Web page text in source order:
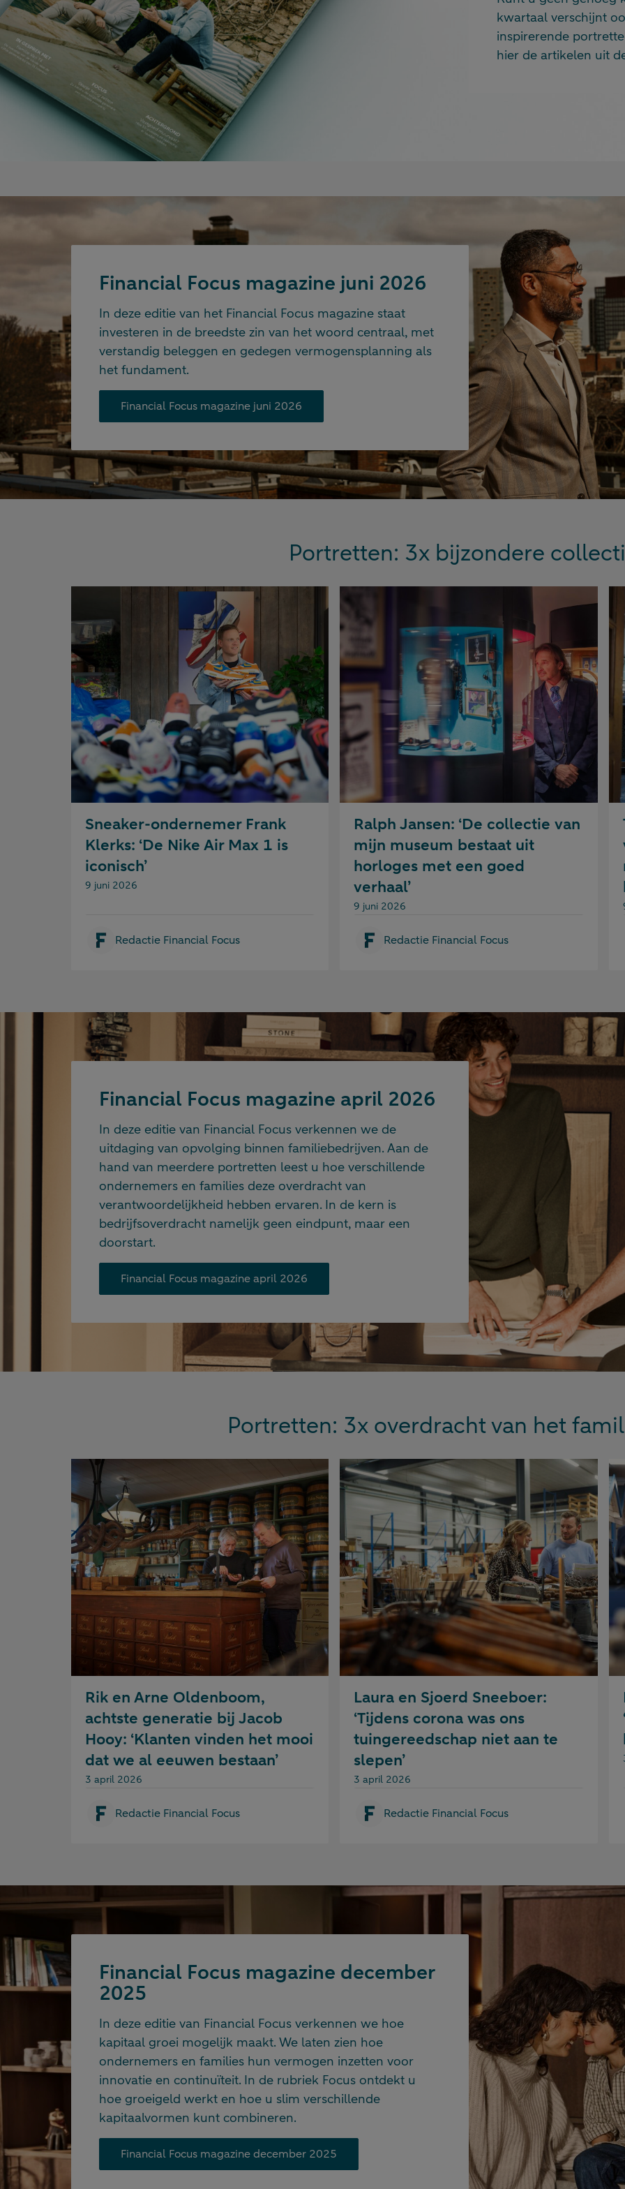
kwartaal verschijnt
inspirerende
hier de artikelen uit
Financial Focus magazine juni 2026
In deze editie van het Financial Focus magazine staat
investeren in de breedste zin van het woord centraal, met
verstandig beleggen en gedegen vermogensplanning als
het fundament.
Financial Focus magazine juni 2026
Portretten: 3x bijzondere
Sneaker-ondernemer Frank
Klerks: ‘De Nike Air Max 1 is
iconisch’
Gepubliceerd op:
9 juni 2026
Redactie Financial Focus
Ralph Jansen: ‘De collectie van
mijn museum bestaat uit
horloges met een goed
verhaal’
Gepubliceerd op:
9 juni 2026
Redactie Financial Focus
Financial Focus magazine april 2026
In deze editie van Financial Focus verkennen we de
uitdaging van opvolging binnen familiebedrijven. Aan de
hand van meerdere portretten leest u hoe verschillende
ondernemers en families deze overdracht van
verantwoordelijkheid hebben ervaren. In de kern is
bedrijfsoverdracht namelijk geen eindpunt, maar een
doorstart.
Financial Focus magazine april 2026
Portretten: 3x overdracht van het
Rik en Arne Oldenboom,
achtste generatie bij Jacob
Hooy: ‘Klanten vinden het mooi
dat we al eeuwen bestaan’
Gepubliceerd op:
3 april 2026
Redactie Financial Focus
Laura en Sjoerd Sneeboer:
‘Tijdens corona was ons
tuingereedschap niet aan te
slepen’
Gepubliceerd op:
3 april 2026
Redactie Financial Focus
Financial Focus magazine december
2025
In deze editie van Financial Focus verkennen we hoe
kapitaal groei mogelijk maakt. We laten zien hoe
ondernemers en families hun vermogen inzetten voor
innovatie en continuïteit. In de rubriek Focus ontdekt u
hoe groeigeld werkt en hoe u slim verschillende
kapitaalvormen kunt combineren.
Financial Focus magazine december 2025
2